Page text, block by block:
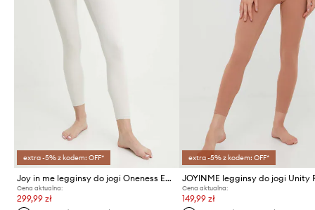
extra -5% z kodem: OFF*
Joy in me legginsy do jogi Oneness Ease
Cena aktualna:
299,99 zł
extra -5% z kodem: OFF*
Cena aktualna:
149,99 zł